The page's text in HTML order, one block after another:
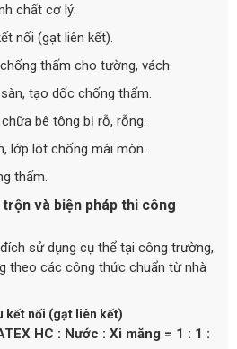
chất cơ lý:
nối (gạt liên kết).
thấm cho tường, vách.
tạo dốc chống thấm.
bê tông bị rỗ, rỗng.
lớp lót chống mài mòn.
thấm.
và biện pháp thi công
sử dụng cụ thể tại công trường,
theo các công thức chuẩn từ nhà
kết nối (gạt liên kết)
HC : Nước : Xi măng = 1 : 1 :